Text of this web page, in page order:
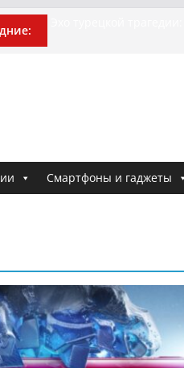
Смартфоны и гаджеты